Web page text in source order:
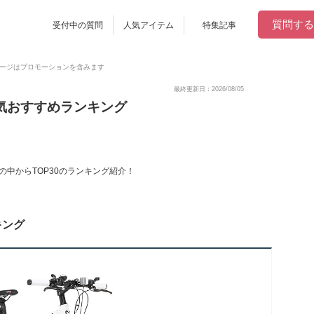
受付中の質問 人気アイテム 特集記事 質問する
ジはプロモーションを含みます
最終更新日：2026/08/05
おすすめランキング
からTOP30のランキング紹介！
グ